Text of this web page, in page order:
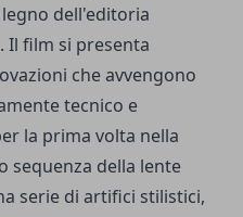
dell'editoria
. Il film si presenta
che avvengono
tecnico e
la prima volta nella
sequenza della lente
serie di artifici stilistici,